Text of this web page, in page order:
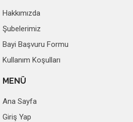
Hakkımızda
Şubelerimiz
Bayi Başvuru Formu
Kullanım Koşulları
MENÜ
Ana Sayfa
Giriş Yap